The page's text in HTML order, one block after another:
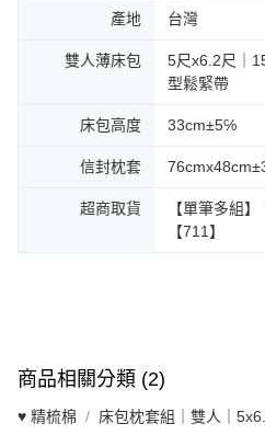
產地 台灣
雙人薄床包
5尺x6.2尺｜
型鬆緊帶
床包高度 33cm±5℅
信封枕套
超商取貨
【單筆多組
【711】
商品相關分類 (2)
♥ 精梳棉 床包枕套組｜雙人｜